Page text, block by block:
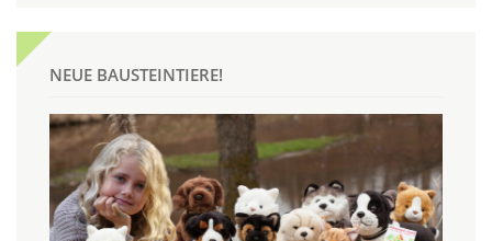
NEUE BAUSTEINTIERE!